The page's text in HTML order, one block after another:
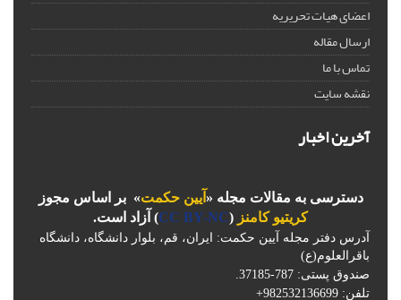
اعضای هیات تحریریه
ارسال مقاله
تماس با ما
نقشه سایت
آخرین اخبار
دسترسی به مقالات مجله « آیین حکمت» بر اساس مجوز
کریتیو کامنز (
CC BY-NC) آزاد است.
آدرس دفتر مجله آیین حکمت: ایران، قم، بلوار دانشگاه، دانشگاه
باقرالعلوم(ع)
صندوق پستی: 787-37185.
تلفن: 982532136699+